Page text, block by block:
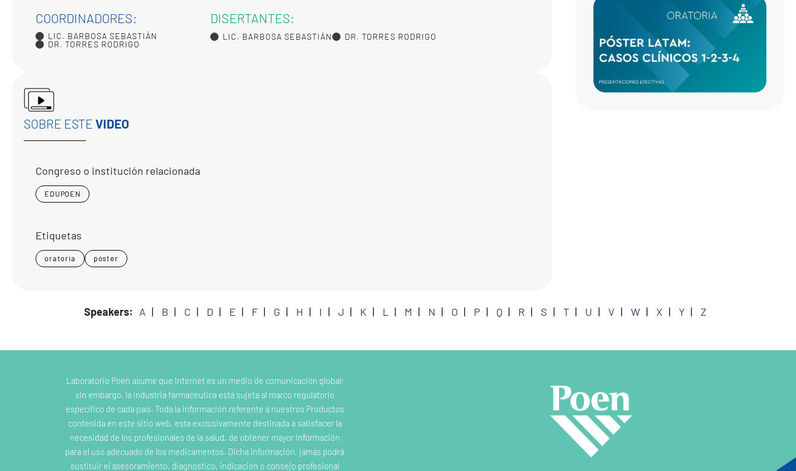
COORDINADORES:
LIC. BARBOSA SEBASTIÁN
DR. TORRES RODRIGO
DISERTANTES:
LIC. BARBOSA SEBASTIÁN DR. TORRES RODRIGO
SOBRE ESTE VIDEO
Congreso o institución relacionada
EDUPOEN
Etiquetas
oratoria póster
Speakers: A B C D E F G H I J K L M N O P Q R S T U V W X Y Z
Laboratorio Poen asume que Internet es un medio de comunicación global;
sin embargo, la industria farmacéutica está sujeta al marco regulatorio
específico de cada país. Toda la información referente a nuestros Productos
contenida en este sitio web, esta exclusivamente destinada a satisfacer la
necesidad de los profesionales de la salud, de obtener mayor información
para el uso adecuado de los medicamentos. Dicha información, jamás podrá
sustituir el asesoramiento, diagnóstico, indicación o consejo profesional